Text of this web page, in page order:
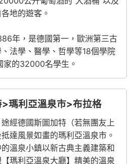
地的遊客。
年，是德國第一，歐洲第三古
法學、醫學、哲學等18個學院
的32000名學生。
瑪利亞溫泉市>布拉格
經德國斯圖加特（若無團友上
達風景如畫的瑪利亞溫泉市。
溫泉小鎮以新古典主義建築和
瑪利亞溫泉大廳】精美的溫泉